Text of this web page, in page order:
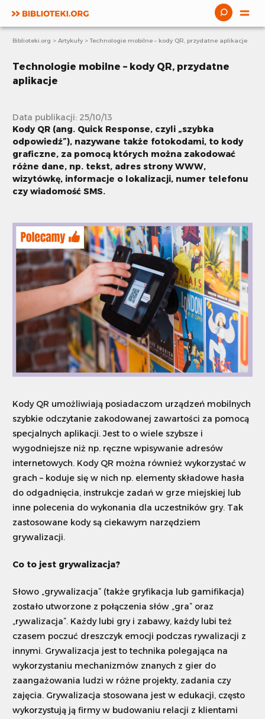
Aktualności
Publikacje
Scenariusze
Artykuły
E-learning
Projekty i akcje
Dostosuj
Biblioteki.org > Artykuły >Technologie mobilne – kody QR, przydatne aplikacje
Technologie mobilne – kody QR, przydatne
aplikacje
Data publikacji: 25/10/13
Kody QR (ang. Quick Response, czyli „szybka
odpowiedź”), nazywane także fotokodami, to kody
graficzne, za pomocą których można zakodować
różne dane, np. tekst, adres strony WWW,
wizytówkę, informacje o lokalizacji, numer telefonu
czy wiadomość SMS.
Kody QR umożliwiają posiadaczom urządzeń mobilnych
szybkie odczytanie zakodowanej zawartości za pomocą
specjalnych aplikacji. Jest to o wiele szybsze i
wygodniejsze niż np. ręczne wpisywanie adresów
internetowych. Kody QR można również wykorzystać w
grach – koduje się w nich np. elementy składowe hasła
do odgadnięcia, instrukcje zadań w grze miejskiej lub
inne polecenia do wykonania dla uczestników gry. Tak
zastosowane kody są ciekawym narzędziem
grywalizacji.
Co to jest grywalizacja?
Słowo „grywalizacja” (także gryfikacja lub gamifikacja)
zostało utworzone z połączenia słów „gra” oraz
„rywalizacja”. Każdy lubi gry i zabawy, każdy lubi też
czasem poczuć dreszczyk emocji podczas rywalizacji z
innymi. Grywalizacja jest to technika polegająca na
wykorzystaniu mechanizmów znanych z gier do
zaangażowania ludzi w różne projekty, zadania czy
zajęcia. Grywalizacja stosowana jest w edukacji, często
wykorzystują ją firmy w budowaniu relacji z klientami